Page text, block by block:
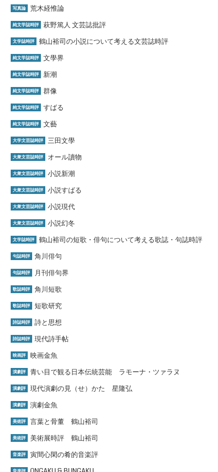
写真論 荒木経惟論
純文学誌時評 萩野篤人 文芸誌批評
文学誌時評 鶴山裕司の小説について考える文芸誌時評
純文学誌時評 文學界
純文学誌時評 新潮
純文学誌時評 群像
純文学誌時評 すばる
純文学誌時評 文藝
大学文芸誌時評 三田文學
大衆文芸誌時評 オール讀物
大衆文芸誌時評 小説新潮
大衆文芸誌時評 小説すばる
大衆文芸誌時評 小説現代
大衆文芸誌時評 小説幻冬
文学誌時評 鶴山裕司の短歌・俳句について考える歌誌・句誌時評
句誌時評 角川俳句
句誌時評 月刊俳句界
歌誌時評 角川短歌
歌誌時評 短歌研究
詩誌時評 詩と思想
詩誌時評 現代詩手帖
映画評 映画金魚
演劇評 青い目で観る日本伝統芸能 ラモーナ・ツァラヌ
演劇評 現代演劇の見（せ）かた 星隆弘
演劇評 演劇金魚
美術評 言葉と骨董 鶴山裕司
美術評 美術展時評 鶴山裕司
音楽評 寅間心閑の肴的音楽評